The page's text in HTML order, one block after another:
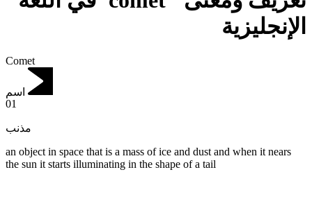
الإنجليزية
Comet
اسم
01
مذنب
an object in space that is a mass of ice and dust and when it nears
the sun it starts illuminating in the shape of a tail